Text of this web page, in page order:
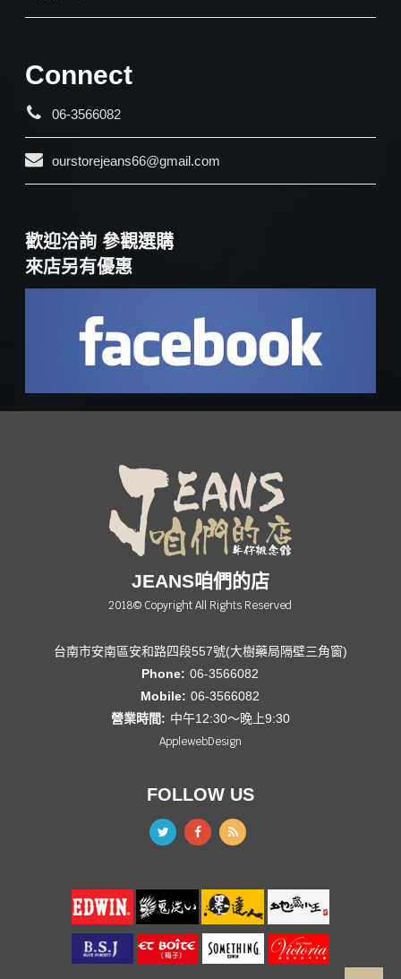
Connect
06-3566082
ourstorejeans66@gmail.com
歡迎洽詢 參觀選購
來店另有優惠
JEANS咱們的店
2018© Copyright All Rights Reserved
台南市安南區安和路四段557號(大樹藥局隔壁三角窗)
Phone: 06-3566082
Mobile: 06-3566082
營業時間: 中午12:30～晚上9:30
ApplewebDesign
FOLLOW US